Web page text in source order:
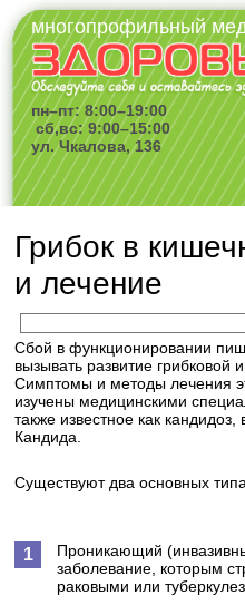
многопрофильный
пн–пт: 8:00–19:00
сб,вс: 9:00–15:00
ул. Чкалова, 136
Грибок в
и лечение
Сбой в функционировании
вызывать развитие грибковой
Симптомы и методы лечения
изучены медицинскими
также известное как
Кандида.
Существуют два основных
Проникающий
заболевание, которым
раковыми или